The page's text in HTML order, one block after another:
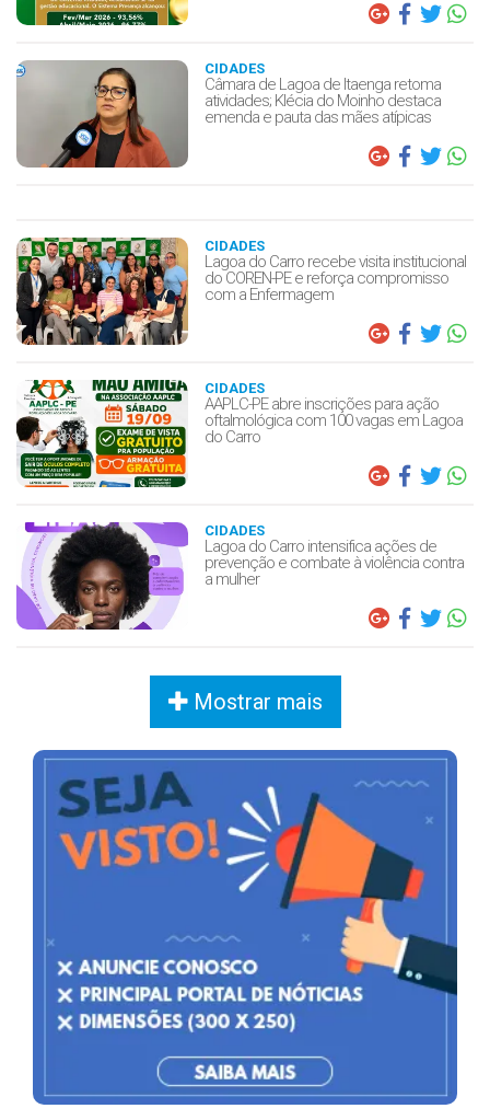
CIDADES
Câmara de Lagoa de Itaenga retoma
atividades; Klécia do Moinho destaca
emenda e pauta das mães atípicas
CIDADES
Lagoa do Carro recebe visita institucional
do COREN-PE e reforça compromisso
com a Enfermagem
CIDADES
AAPLC-PE abre inscrições para ação
oftalmológica com 100 vagas em Lagoa
do Carro
CIDADES
Lagoa do Carro intensifica ações de
prevenção e combate à violência contra
a mulher
Mostrar mais